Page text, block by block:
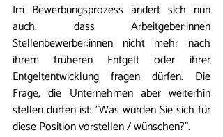
Im Bewerbungsprozess ändert sich nun
auch, dass Arbeitgeber:innen
Stellenbewerber:innen nicht mehr nach
ihrem früheren Entgelt oder ihrer
Entgeltentwicklung fragen dürfen. Die
Frage, die Unternehmen aber weiterhin
stellen dürfen ist: "Was würden Sie sich für
diese Position vorstellen / wünschen?".